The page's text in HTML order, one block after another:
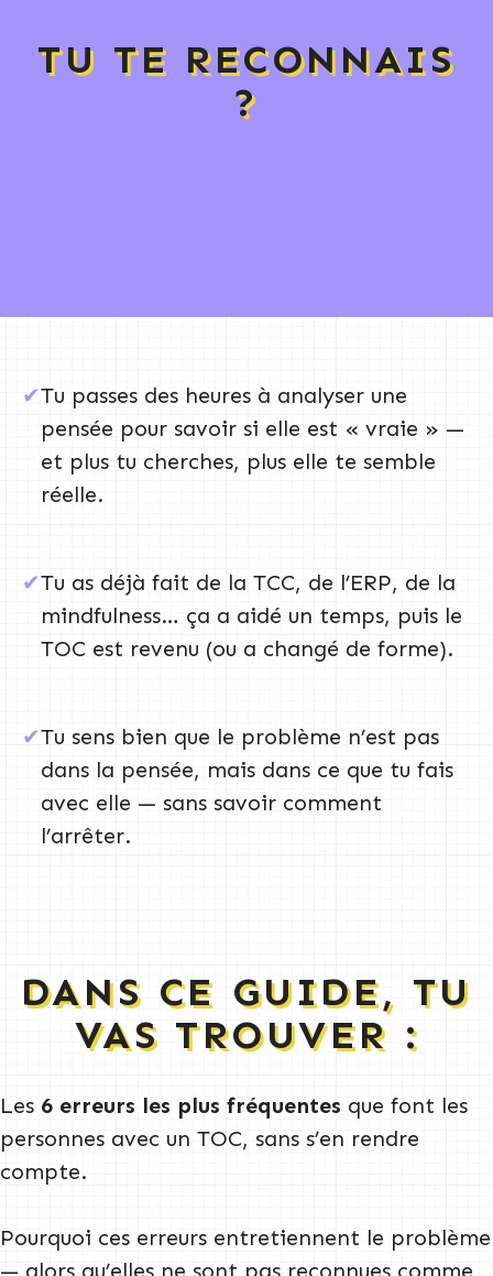
TU TE RECONNAIS
?
✔Tu passes des heures à analyser une
pensée pour savoir si elle est « vraie » —
et plus tu cherches, plus elle te semble
réelle.
✔Tu as déjà fait de la TCC, de l’ERP, de la
mindfulness… ça a aidé un temps, puis le
TOC est revenu (ou a changé de forme).
✔Tu sens bien que le problème n’est pas
dans la pensée, mais dans ce que tu fais
avec elle — sans savoir comment
l’arrêter.
DANS CE GUIDE, TU
VAS TROUVER :
Les 6 erreurs les plus fréquentes que font les
personnes avec un TOC, sans s’en rendre
compte.
Pourquoi ces erreurs entretiennent le problème
— alors qu’elles ne sont pas reconnues comme